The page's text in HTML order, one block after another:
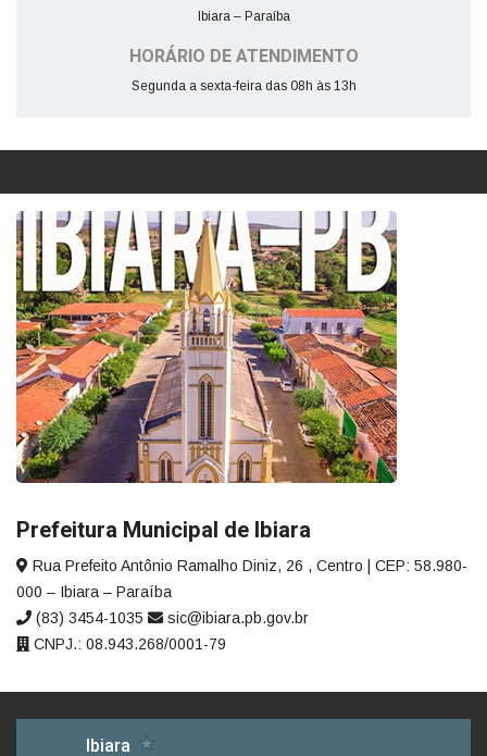
Ibiara – Paraíba
HORÁRIO DE ATENDIMENTO
Segunda a sexta-feira das 08h às 13h
Prefeitura Municipal de Ibiara
Rua Prefeito Antônio Ramalho Diniz, 26 , Centro | CEP: 58.980-
000 – Ibiara – Paraíba
(83) 3454-1035
sic@ibiara.pb.gov.br
CNPJ.: 08.943.268/0001-79